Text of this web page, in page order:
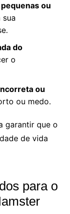
ou
sua
do
o
ou
ou medo.
garantir que o
de vida
para o